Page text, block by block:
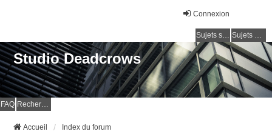
Connexion
Sujets sans réponse Sujets actifs
Studio Deadcrows
FAQ Rechercher
Accueil Index du forum